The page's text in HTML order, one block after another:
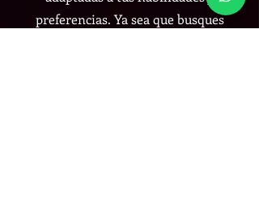
preferencias. Ya sea que busques